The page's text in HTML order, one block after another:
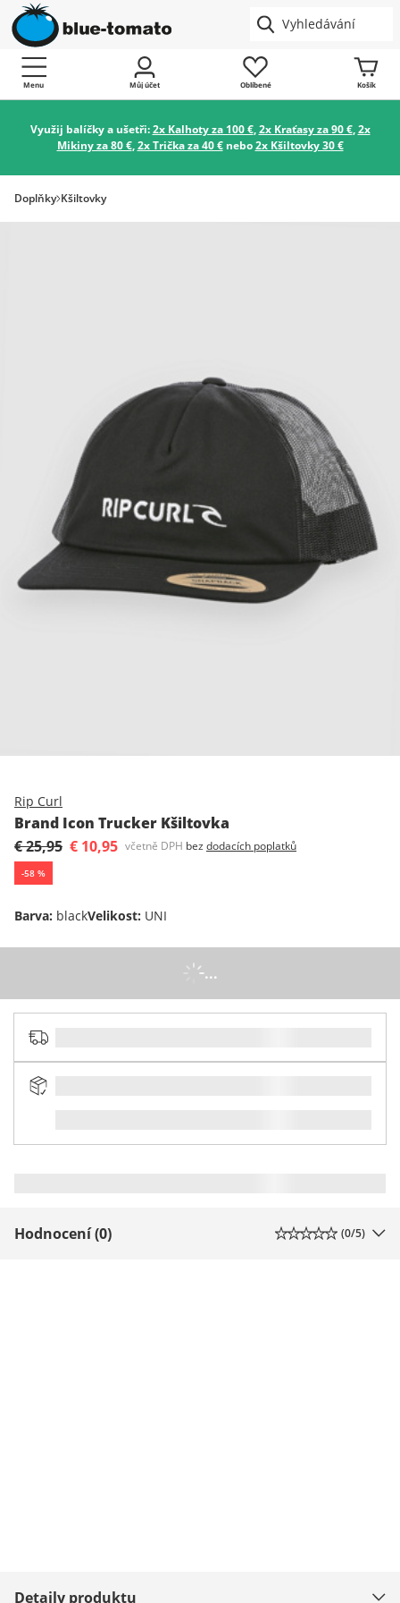
Menu Můj účet Oblíbené Košík
Využij balíčky a ušetři:2x Kalhoty za 100 €,2x Kraťasy za 90 €,2x
Mikiny za 80 €,2x Trička za 40 €nebo2x Kšiltovky 30 €
Doplňky Kšiltovky
Rip Curl
Brand Icon Trucker Kšiltovka
€ 25,95 € 10,95 včetně DPH bez dodacích poplatků
-58 %
Barva: blackVelikost: UNI
...
Hodnocení (0) (0/5)
Detaily produktu